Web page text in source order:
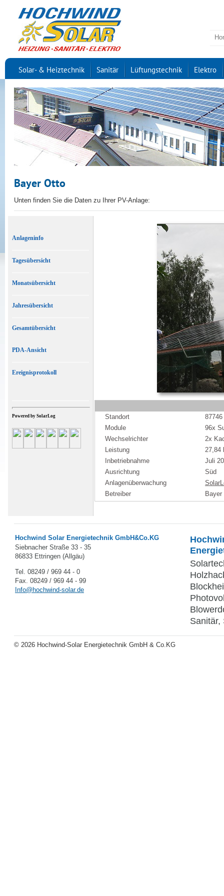
Solar- & Heiztechnik Sanitär Lüftungstechnik Elektro
Bayer Otto
Unten finden Sie die Daten zu Ihrer PV-Anlage:
Hochwind Solar Energietechnik GmbH&Co.KG
Siebnacher Straße 33 - 35
86833 Ettringen (Allgäu)
Tel. 08249 / 969 44 - 0
Fax. 08249 / 969 44 - 99
Info@hochwind-solar.de
Sanitär,
© 2026 Hochwind-Solar Energietechnik GmbH & Co.KG